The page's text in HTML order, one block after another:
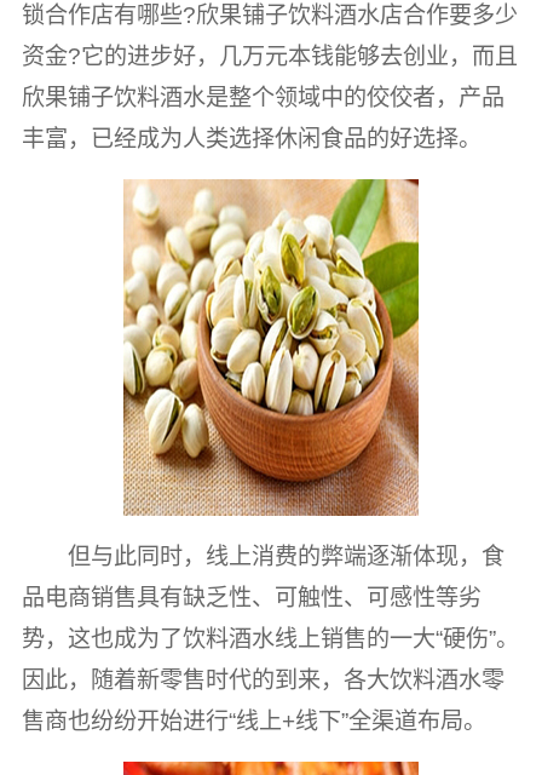
锁合作店有哪些?欣果铺子饮料酒水店合作要多少
资金?它的进步好，几万元本钱能够去创业，而且
欣果铺子饮料酒水是整个领域中的佼佼者，产品
丰富，已经成为人类选择休闲食品的好选择。
但与此同时，线上消费的弊端逐渐体现，食
品电商销售具有缺乏性、可触性、可感性等劣
势，这也成为了饮料酒水线上销售的一大“硬伤”。
因此，随着新零售时代的到来，各大饮料酒水零
售商也纷纷开始进行“线上+线下”全渠道布局。